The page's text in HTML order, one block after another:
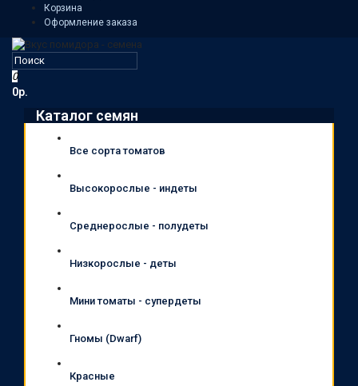
Корзина
Оформление заказа
0
0р.
Каталог семян
Все сорта томатов
Высокорослые - индеты
Среднерослые - полудеты
Низкорослые - деты
Мини томаты - супердеты
Гномы (Dwarf)
Красные